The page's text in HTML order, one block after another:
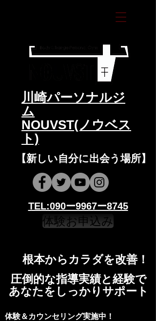
​川崎パーソナルジ
ム
NOUVST(ノウベス
ト)
​​【新しい自分に出会う場所】
​​TEL:090ー9967ー8745
体験お申込み
​根本からカラダを改善！​​
​​圧倒的な指導実績と経験で
​あなたをしっかりサポート
​​​体験＆カウンセリング実施中！